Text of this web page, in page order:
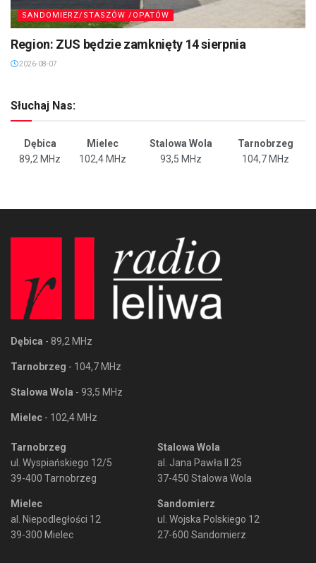
SANDOMIERZ/STASZÓW /OPATÓW
Region: ZUS będzie zamknięty 14 sierpnia
2026-08-07
Słuchaj Nas:
Dębica Mielec Stalowa Wola
Tarnobrzeg
89,2 MHz
102,4 MHz 93,5 MHz 104,7 MHz
Dębica - 89,2 MHz
Tarnobrzeg - 104,7 MHz
Stalowa Wola - 93,5 MHz
Mielec - 102,4 MHz
Tarnobrzeg
ul. Wyspiańskiego 12/5
39-400 Tarnobrzeg
Mielec
al. Niepodległości 12
39-300 Mielec
Stalowa Wola
al. Jana Pawła II 25
37-450 Stalowa Wola
Sandomierz
ul. Wojska Polskiego 12
27-600 Sandomierz